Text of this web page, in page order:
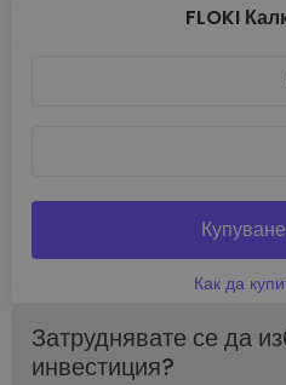
FLOKI
Как да
Затруднявате се да
инвестиция?